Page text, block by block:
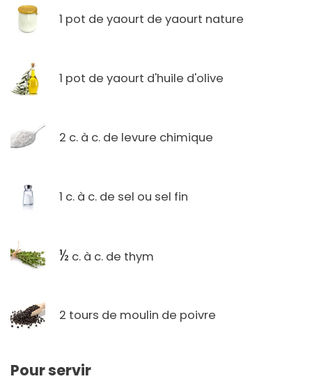
1 pot de yaourt de yaourt nature
1 pot de yaourt d'huile d'olive
2 c. à c. de levure chimique
1 c. à c. de sel ou sel fin
½ c. à c. de thym
2 tours de moulin de poivre
Pour servir